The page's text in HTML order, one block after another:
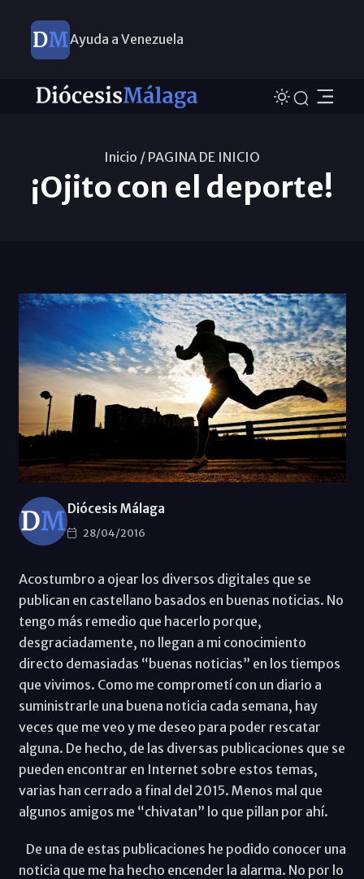
Ayuda a Venezuela
Inicio / PAGINA DE INICIO
¡Ojito con el deporte!
Diócesis Málaga
28/04/2016
Acostumbro a ojear los diversos digitales que se
publican en castellano basados en buenas noticias. No
tengo más remedio que hacerlo porque,
desgraciadamente, no llegan a mi conocimiento
directo demasiadas “buenas noticias” en los tiempos
que vivimos. Como me comprometí con un diario a
suministrarle una buena noticia cada semana, hay
veces que me veo y me deseo para poder rescatar
alguna. De hecho, de las diversas publicaciones que se
pueden encontrar en Internet sobre estos temas,
varias han cerrado a final del 2015. Menos mal que
algunos amigos me “chivatan” lo que pillan por ahí.
De una de estas publicaciones he podido conocer una
noticia que me ha hecho encender la alarma. No por lo